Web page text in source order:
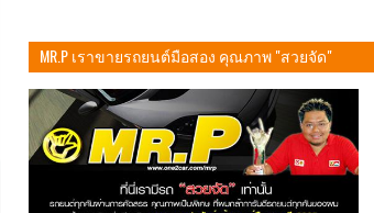
MR.P เราขายรถยนต์มือสอง คุณภาพ "สวยจัด"